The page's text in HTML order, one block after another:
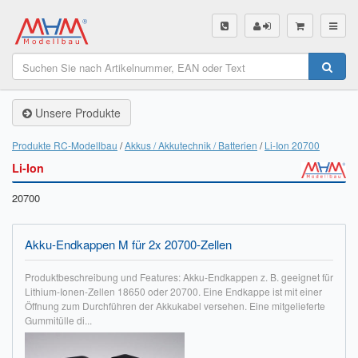
SHOP
Unsere Produkte
Luftschrauben Finder
Sendungsverfolgung DHL
Unsere Produkte
Produkte RC-Modellbau Akkus / Akkutechnik / Batterien Li-Ion 20700
Li-Ion
20700
Akku-Endkappen M für 2x 20700-Zellen
Produktbeschreibung und Features: Akku-Endkappen z. B. geeignet für
Lithium-Ionen-Zellen 18650 oder 20700. Eine Endkappe ist mit einer
Öffnung zum Durchführen der Akkukabel versehen. Eine mitgelieferte
Gummitülle di...